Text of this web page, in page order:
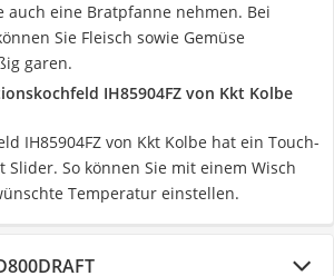
auch eine Bratpfanne nehmen. Bei
Sie Fleisch sowie Gemüse
garen.
IH85904FZ von Kkt Kolbe
IH85904FZ von Kkt Kolbe hat ein Touch-
Slider. So können Sie mit einem Wisch
Temperatur einstellen.